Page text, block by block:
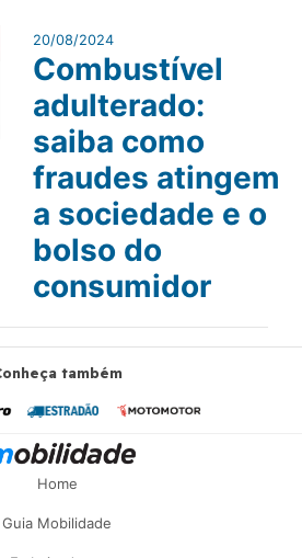
20/08/2024
Combustível
adulterado:
saiba como
fraudes atingem
a sociedade e o
bolso do
consumidor
também
Home
Guia Mobilidade